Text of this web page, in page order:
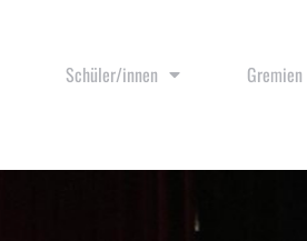
Schüler/innen Gremien